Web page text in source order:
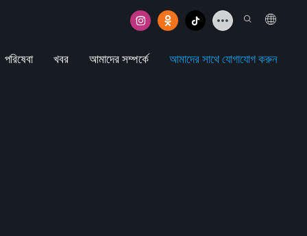
পরিষেবা খবর আমাদের সম্পর্কে আমাদের সাথে যোগাযোগ করুন